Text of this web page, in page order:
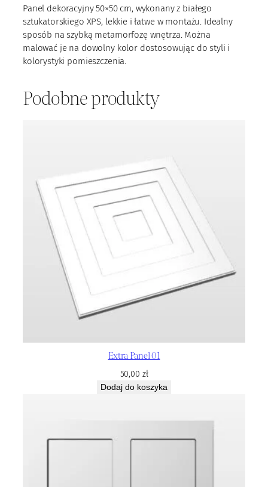
P
S
m
1
8
Panel dekoracyjny 50×50 cm, wykonany z białego
sztukatorskiego XPS, lekkie i łatwe w montażu. Idealny
sposób na szybką metamorfozę wnętrza. Można
malować je na dowolny kolor dostosowując do styli i
kolorystyki pomieszczenia.
Podobne produkty
Extra Panel 01
50,00 zł
Dodaj do koszyka